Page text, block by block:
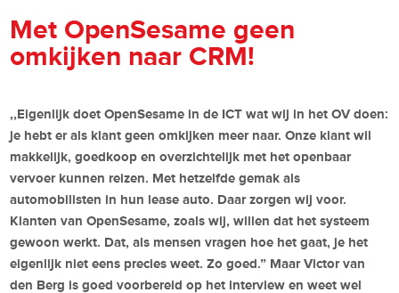
Met OpenSesame geen
omkijken naar CRM!
,,Eigenlijk doet OpenSesame in de ICT wat wij in het OV doen:
je hebt er als klant geen omkijken meer naar. Onze klant wil
makkelijk, goedkoop en overzichtelijk met het openbaar
vervoer kunnen reizen. Met hetzelfde gemak als
automobilisten in hun lease auto. Daar zorgen wij voor.
Klanten van OpenSesame, zoals wij, willen dat het systeem
gewoon werkt. Dat, als mensen vragen hoe het gaat, je het
eigenlijk niet eens precies weet. Zo goed.” Maar Victor van
den Berg is goed voorbereid op het interview en weet wel